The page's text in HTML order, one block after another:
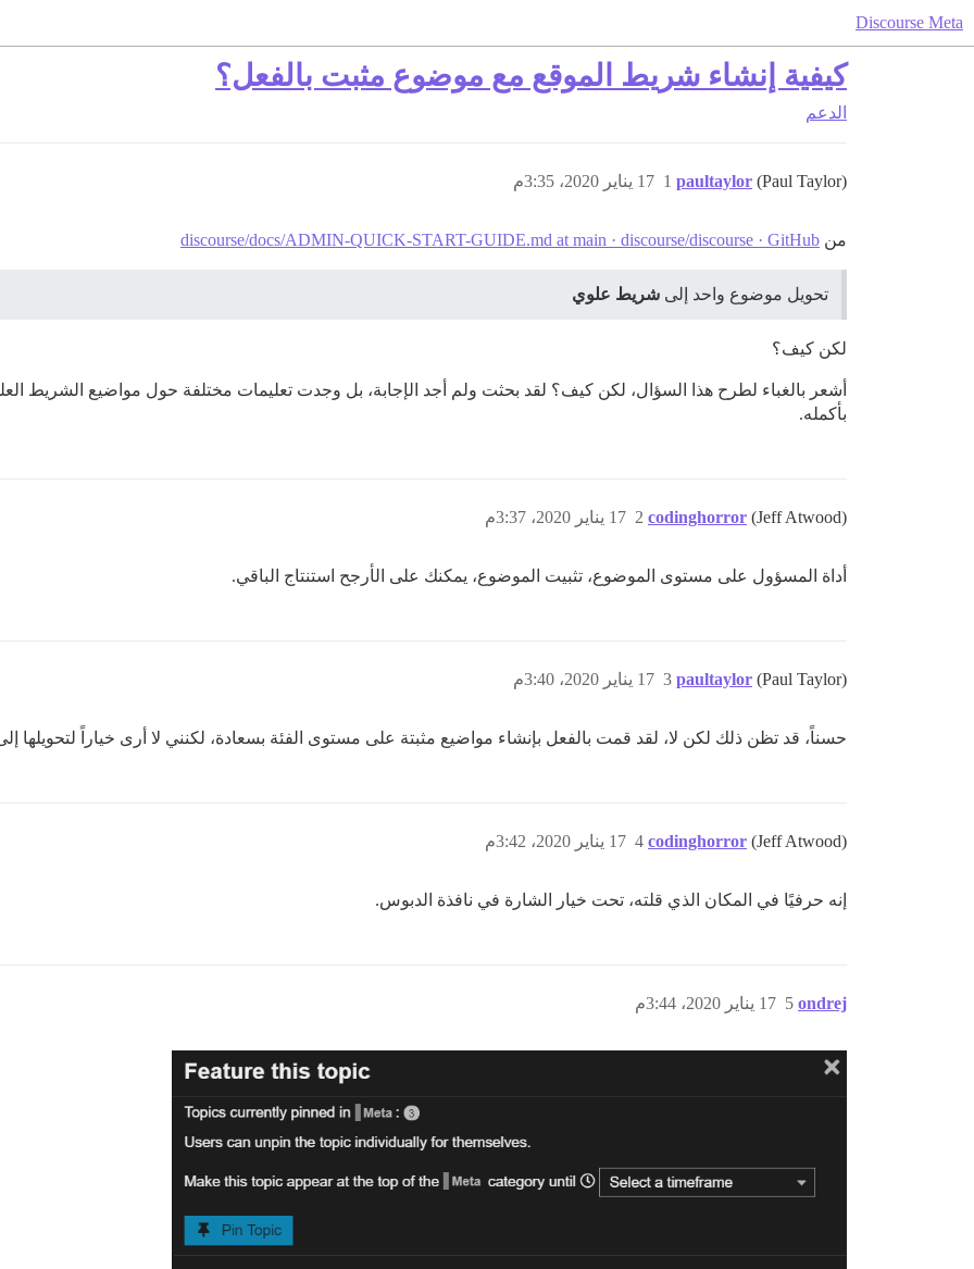
Discourse Meta
كيفية إنشاء شريط الموقع مع موضوع مثبت بالفعل؟
الدعم
paultaylor (Paul Taylor) 17 يناير 2020، 3:35م 1
من discourse/docs/ADMIN-QUICK-START-GUIDE.md at main · discourse/discourse · GitHub
تحويل موضوع واحد إلى شريط علوي
لكن كيف؟
أشعر بالغباء لطرح هذا السؤال، لكن كيف؟ لقد بحثت ولم أجد الإجابة، بل وجدت تعليمات مختلفة حول مواضيع الشريط
بأكمله.
codinghorror (Jeff Atwood) 17 يناير 2020، 3:37م 2
أداة المسؤول على مستوى الموضوع، تثبيت الموضوع، يمكنك على الأرجح استنتاج الباقي.
paultaylor (Paul Taylor) 17 يناير 2020، 3:40م 3
حسناً، قد تظن ذلك لكن لا، لقد قمت بالفعل بإنشاء مواضيع مثبتة على مستوى الفئة بسعادة، لكنني لا أرى خياراً لتحويلها
codinghorror (Jeff Atwood) 17 يناير 2020، 3:42م 4
إنه حرفيًا في المكان الذي قلته، تحت خيار الشارة في نافذة الدبوس.
ondrej 17 يناير 2020، 3:44م 5